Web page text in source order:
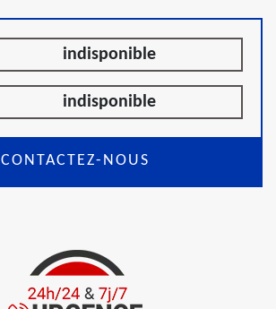
indisponible
indisponible
CONTACTEZ-NOUS